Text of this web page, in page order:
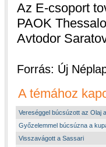
Az E-csoport
PAOK
Avtodor
Forrás: Új
A témához
Vereséggel búcsúzott az Olaj
Győzelemmel búcsúzna a
Visszavágott a Sassari